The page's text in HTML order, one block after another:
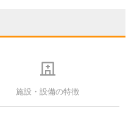
施設・設備の特徴